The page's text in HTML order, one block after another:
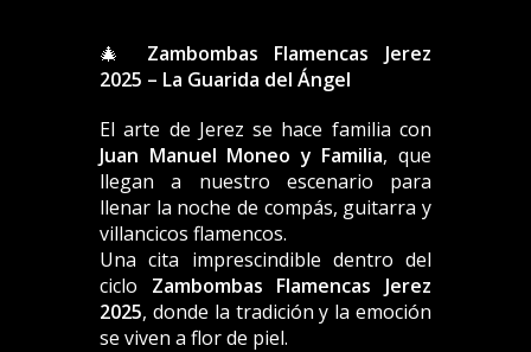
🎄 Zambombas Flamencas Jerez
2025 – La Guarida del Ángel
El arte de Jerez se hace familia con
Juan Manuel Moneo y Familia, que
llegan a nuestro escenario para
llenar la noche de compás, guitarra y
villancicos flamencos.
Una cita imprescindible dentro del
ciclo Zambombas Flamencas Jerez
2025, donde la tradición y la emoción
se viven a flor de piel.